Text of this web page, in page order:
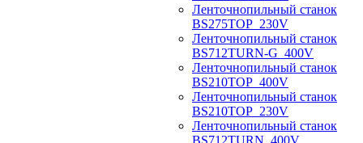
Ленточнопильный станок
BS275TOP_230V
Ленточнопильный станок
BS712TURN-G_400V
Ленточнопильный станок
BS210TOP_400V
Ленточнопильный станок
BS210TOP_230V
Ленточнопильный станок
BS712TURN_400V